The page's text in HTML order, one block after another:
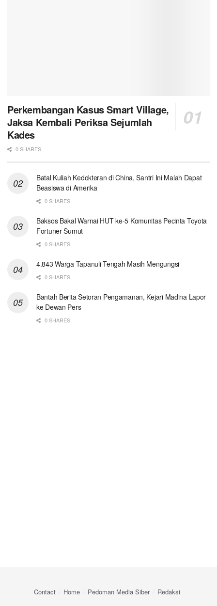
Perkembangan Kasus Smart Village,
Jaksa Kembali Periksa Sejumlah
Kades
0 SHARES
Batal Kuliah Kedokteran di China, Santri Ini Malah Dapat
Beasiswa di Amerika
0 SHARES
Baksos Bakal Warnai HUT ke-5 Komunitas Pecinta Toyota
Fortuner Sumut
0 SHARES
4.843 Warga Tapanuli Tengah Masih Mengungsi
0 SHARES
Bantah Berita Setoran Pengamanan, Kejari Madina Lapor
ke Dewan Pers
0 SHARES
Contact Home Pedoman Media Siber Redaksi